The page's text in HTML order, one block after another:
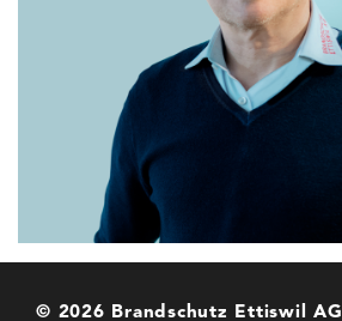
© 2026 Brandschutz Ettiswil AG